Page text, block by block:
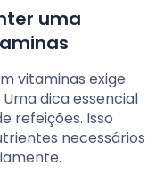
uma
vitaminas exige
dica essencial
refeições. Isso
necessários